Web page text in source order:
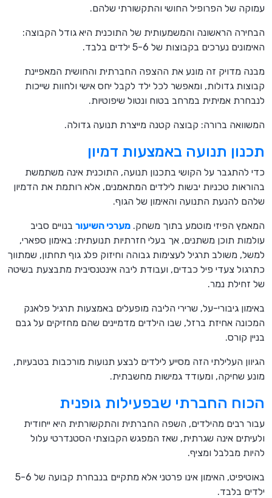
עמוקה של הפרופיל החושי והתקשורתי שלהם.
הבחירה הראשונה והמשמעותית של התוכנית היא גודל הקבוצה:
האימונים נערכים בקבוצות של 5-6 ילדים בלבד.
מבנה מדויק זה מונע את ההצפה החברתית והחושית המאפיינת
קבוצות גדולות, ומאפשר לכל ילד לקבל יחס אישי ולחוות שייכות
לנבחרת אמיתית במרחב בטוח ונטול שיפוטיות.
המשוואה ברורה: קבוצה קטנה מייצרת תנועה גדולה.
תכנון תנועה באמצעות דמיון
כדי להתגבר על הקושי בתכנון תנועה, התוכנית אינה משתמשת
בהוראות טכניות יבשות לילדים המתאמנים, אלא רותמת את הדמיון
שלהם להנעת התנועה והאימון של הגוף.
המאמץ הפיזי מוטמע בתוך משחק. מערכי השיעור בנויים סביב
עולמות תוכן משתנים, אך בעלי חזרתיות תנועתית: באימון ספארי,
למשל, משולב תרגיל לעצימות גבוהה וחיזוק פלג גוף תחתון, שמתווך
כתרגול צעדי פיל כבדים, ועבודת ליבה אינטנסיבית מתבצעת בשיטה
של זחילת נמר.
באימון גיבורי-על, שרירי הליבה מופעלים באמצעות תרגיל פלאנק
המכונה אחיזת ברזל, שבו הילדים מדמיינים שהם מחזיקים על גבם
בניין קורס.
הגיוון העלילתי הזה מסייע לילדים לבצע תנועות מורכבות בטבעיות,
מונע שחיקה, ומעודד גמישות מחשבתית.
הכוח החברתי שבפעילות גופנית
עבור רבים מהילדים, השפה החברתית והתקשורתית היא ייחודית
ולעיתים אינה שגרתית, שאז המפגש הקבוצתי הסטנדרטי עלול
להיות מבלבל ומציף.
באוטיפיט, האימון אינו פרטני אלא מתקיים בנבחרת קבועה של 5-6
ילדים בלבד.